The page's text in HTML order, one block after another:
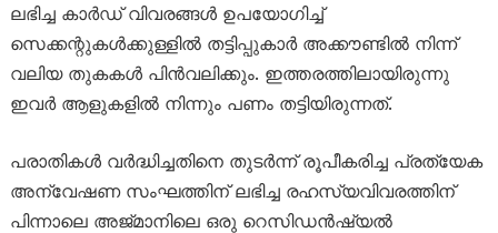
ലഭിച്ച കാർഡ് വിവരങ്ങൾ ഉപയോഗിച്ച്
സെക്കന്റുകൾക്കുള്ളിൽ തട്ടിപ്പുകാർ അക്കൗണ്ടിൽ നിന്ന്
വലിയ തുകകൾ പിൻവലിക്കും. ഇത്തരത്തിലായിരുന്നു
ഇവർ ആളുകളിൽ നിന്നും പണം തട്ടിയിരുന്നത്.
പരാതികൾ വർദ്ധിച്ചതിനെ തുടർന്ന് രൂപീകരിച്ച പ്രത്യേക
അന്വേഷണ സംഘത്തിന് ലഭിച്ച രഹസ്യവിവരത്തിന്
പിന്നാലെ അജ്മാനിലെ ഒരു റെസിഡൻഷ്യൽ